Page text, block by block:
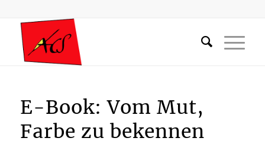
E-Book: Vom Mut,
Farbe zu bekennen